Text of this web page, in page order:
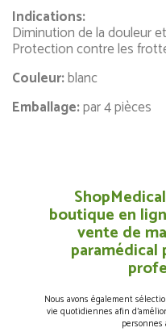
Indications:
Diminution de la douleur
Protection contre les
Couleur:blanc
Emballage:par 4 pièces
ShopMedical
boutique en
vente de
Nous avons également
vie quotidiennes afin